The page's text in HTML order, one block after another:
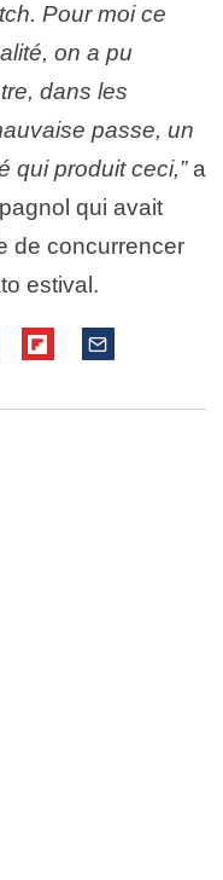
Pour moi ce
on a pu
dans les
passe, un
qui produit ceci,”a
qui avait
de concurrencer
estival.